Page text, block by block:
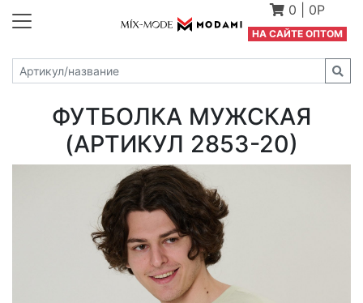
0 0Р
НА САЙТЕ ОПТОМ
ФУТБОЛКА МУЖСКАЯ
(АРТИКУЛ 2853-20)